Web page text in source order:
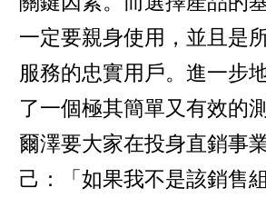
一定要親身使用，並且是
服務的忠實用戶。進一步
了一個極其簡單又有效的
爾澤要大家在投身直銷事
己：「如果我不是該銷售